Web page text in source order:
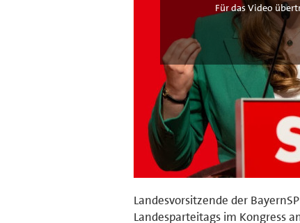
Für das Video
Landesvorsitzende der
Landesparteitags im Kongress